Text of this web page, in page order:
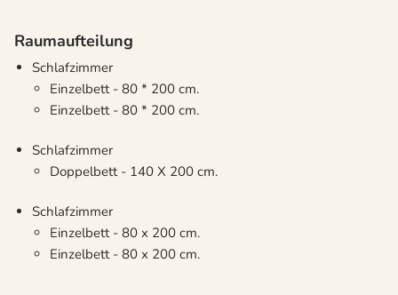
Raumaufteilung
Schlafzimmer
Einzelbett - 80 * 200 cm.
Einzelbett - 80 * 200 cm.
Schlafzimmer
Doppelbett - 140 X 200 cm.
Schlafzimmer
Einzelbett - 80 x 200 cm.
Einzelbett - 80 x 200 cm.